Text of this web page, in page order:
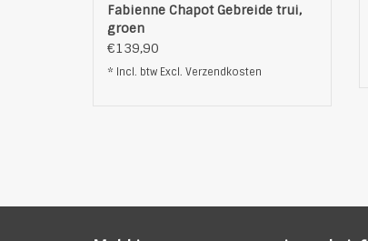
Fabienne Chapot Gebreide trui,
groen
€139,90
* Incl. btw Excl. Verzendkosten